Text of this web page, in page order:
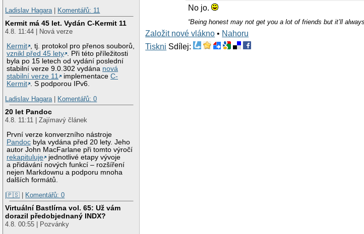
Ladislav Hagara | Komentářů: 11
Kermit má 45 let. Vydán C-Kermit 11
4.8. 11:44 | Nová verze
Kermit , tj. protokol pro přenos souborů,
vznikl před 45 lety . Při této příležitosti
byla po 15 letech od vydání poslední
stabilní verze 9.0.302 vydána nová
stabilní verze 11
implementaceC-
Kermit . S podporou IPv6.
Ladislav Hagara | Komentářů: 0
20 let Pandoc
4.8. 11:11 | Zajímavý článek
První verze konverzního nástroje
Pandoc byla vydána před 20 lety. Jeho
autor John MacFarlane při tomto výročí
rekapituluje
jednotlivé etapy vývoje
a přidávání nových funkcí – rozšíření
nejen Markdownu a podporu mnoha
dalších formátů.
|🇵🇸 | Komentářů: 0
Virtuální Bastlírna vol. 65: Už vám
dorazil předobjednaný INDX?
4.8. 00:55 | Pozvánky
No jo.
“Being honest may not get you a lot of friends but it’ll
Založit nové vlákno • Nahoru
Tiskni Sdílej: